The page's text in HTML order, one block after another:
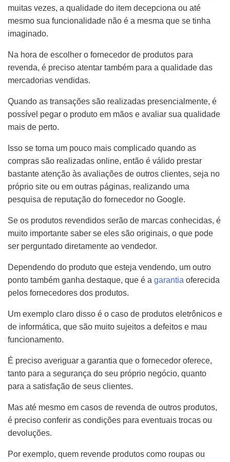
muitas vezes, a qualidade do item decepciona ou até
mesmo sua funcionalidade não é a mesma que se tinha
imaginado.
Na hora de escolher o fornecedor de produtos para
revenda, é preciso atentar também para a qualidade das
mercadorias vendidas.
Quando as transações são realizadas presencialmente, é
possível pegar o produto em mãos e avaliar sua qualidade
mais de perto.
Isso se torna um pouco mais complicado quando as
compras são realizadas online, então é válido prestar
bastante atenção às avaliações de outros clientes, seja no
próprio site ou em outras páginas, realizando uma
pesquisa de reputação do fornecedor no Google.
Se os produtos revendidos serão de marcas conhecidas, é
muito importante saber se eles são originais, o que pode
ser perguntado diretamente ao vendedor.
Dependendo do produto que esteja vendendo, um outro
ponto também ganha destaque, que é a garantia oferecida
pelos fornecedores dos produtos.
Um exemplo claro disso é o caso de produtos eletrônicos e
de informática, que são muito sujeitos a defeitos e mau
funcionamento.
É preciso averiguar a garantia que o fornecedor oferece,
tanto para a segurança do seu próprio negócio, quanto
para a satisfação de seus clientes.
Mas até mesmo em casos de revenda de outros produtos,
é preciso conferir as condições para eventuais trocas ou
devoluções.
Por exemplo, quem revende produtos como roupas ou